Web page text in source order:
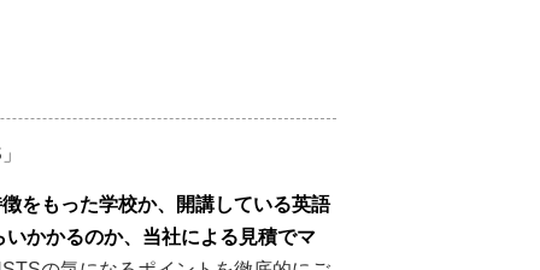
をもった学校か、開講している英語
かかるのか、当社による見積でマ